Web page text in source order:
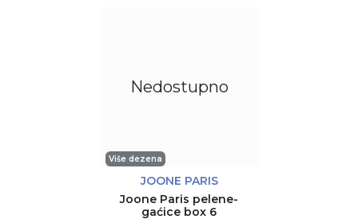
Nedostupno
Više dezena
JOONE PARIS
Joone Paris pelene-
gaćice box 6